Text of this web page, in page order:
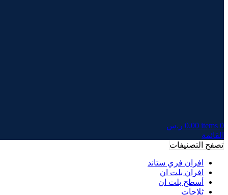
0
items
0.00 ر.س
القائمة
تصفح التصنيفات
افران فري ستاند
افران بلت ان
أسطح بلت ان
ثلاجات